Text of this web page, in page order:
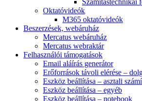
Számítástechnikai
Oktatóvideók
M365 oktatóvideók
Beszerzések, webáruház
Mercatus webáruház
Mercatus webraktár
Felhasználói támogatások
Email aláírás generátor
Erőforrások távoli elérése –
Eszköz beállítása – asztali
Eszköz beállítása – egyéb
Eszköz beállítása – notebook